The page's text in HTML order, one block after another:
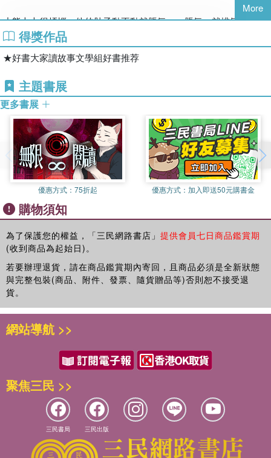
小熊卜卜很煩惱。他的肚子動不動就脹氣，一脹氣，就排氣。噗噗
噗！不管在哪裡，只要聽到噗噗噗，大家就知道卜卜來了。噗噗，
真的很丟臉哪！
熊爸爸似乎對卜卜的噗噗不怎麼在意。他希望卜卜學會和自己的噗
的噗噗俠，從此成了卜卜心目中的大英雄。
一天晚上，在小熊??的建議下，卜卜和朋友們偷偷溜進熊長老的院
子裡，想偷看月光珠一眼。沒想到，卜卜和??卻被刀疤老大綁架
了，還被賣到馬戲團。
出乎意料的，貪心的刀疤老大不僅向熊長老勒索月光珠，更把整個
馬戲團賣給了來自外星球的章魚人！眼看著情況越來越糟糕、越來
越危急、越來越離譜……噗噗俠「噗噗噗！」的火速飛來，憑著機
智和勇氣行俠仗義，不僅拯救了卜卜、??和每一個人，也讓刀疤老
大得到教訓，重新建立了地球人與章魚人的友誼。
More
得獎作品
★好書大家讀故事文學組好書推荐
主題書展
更多書展
優惠方式： 75折起 優惠方式： 加入即送50元購書金
購物須知
為了保護您的權益，「三民網路書店」 提供會員七日商品鑑賞期
(收到商品為起始日)。
若要辦理退貨，請在商品鑑賞期內寄回，且商品必須是全新狀態
與完整包裝(商品、附件、發票、隨貨贈品等)否則恕不接受退
貨。
網站導航 >>
聚焦三民 >>
三民書局 三民出版